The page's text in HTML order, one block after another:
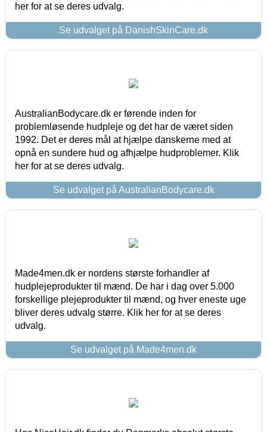
her for at se deres udvalg.
Se udvalget på DanishSkinCare.dk
AustralianBodycare.dk er førende inden for
problemløsende hudpleje og det har de været siden
1992. Det er deres mål at hjælpe danskerne med at
opnå en sundere hud og afhjælpe hudproblemer. Klik
her for at se deres udvalg.
Se udvalget på AustralianBodycare.dk
Made4men.dk er nordens største forhandler af
hudplejeprodukter til mænd. De har i dag over 5.000
forskellige plejeprodukter til mænd, og hver eneste uge
bliver deres udvalg større. Klik her for at se deres
udvalg.
Se udvalget på Made4men.dk